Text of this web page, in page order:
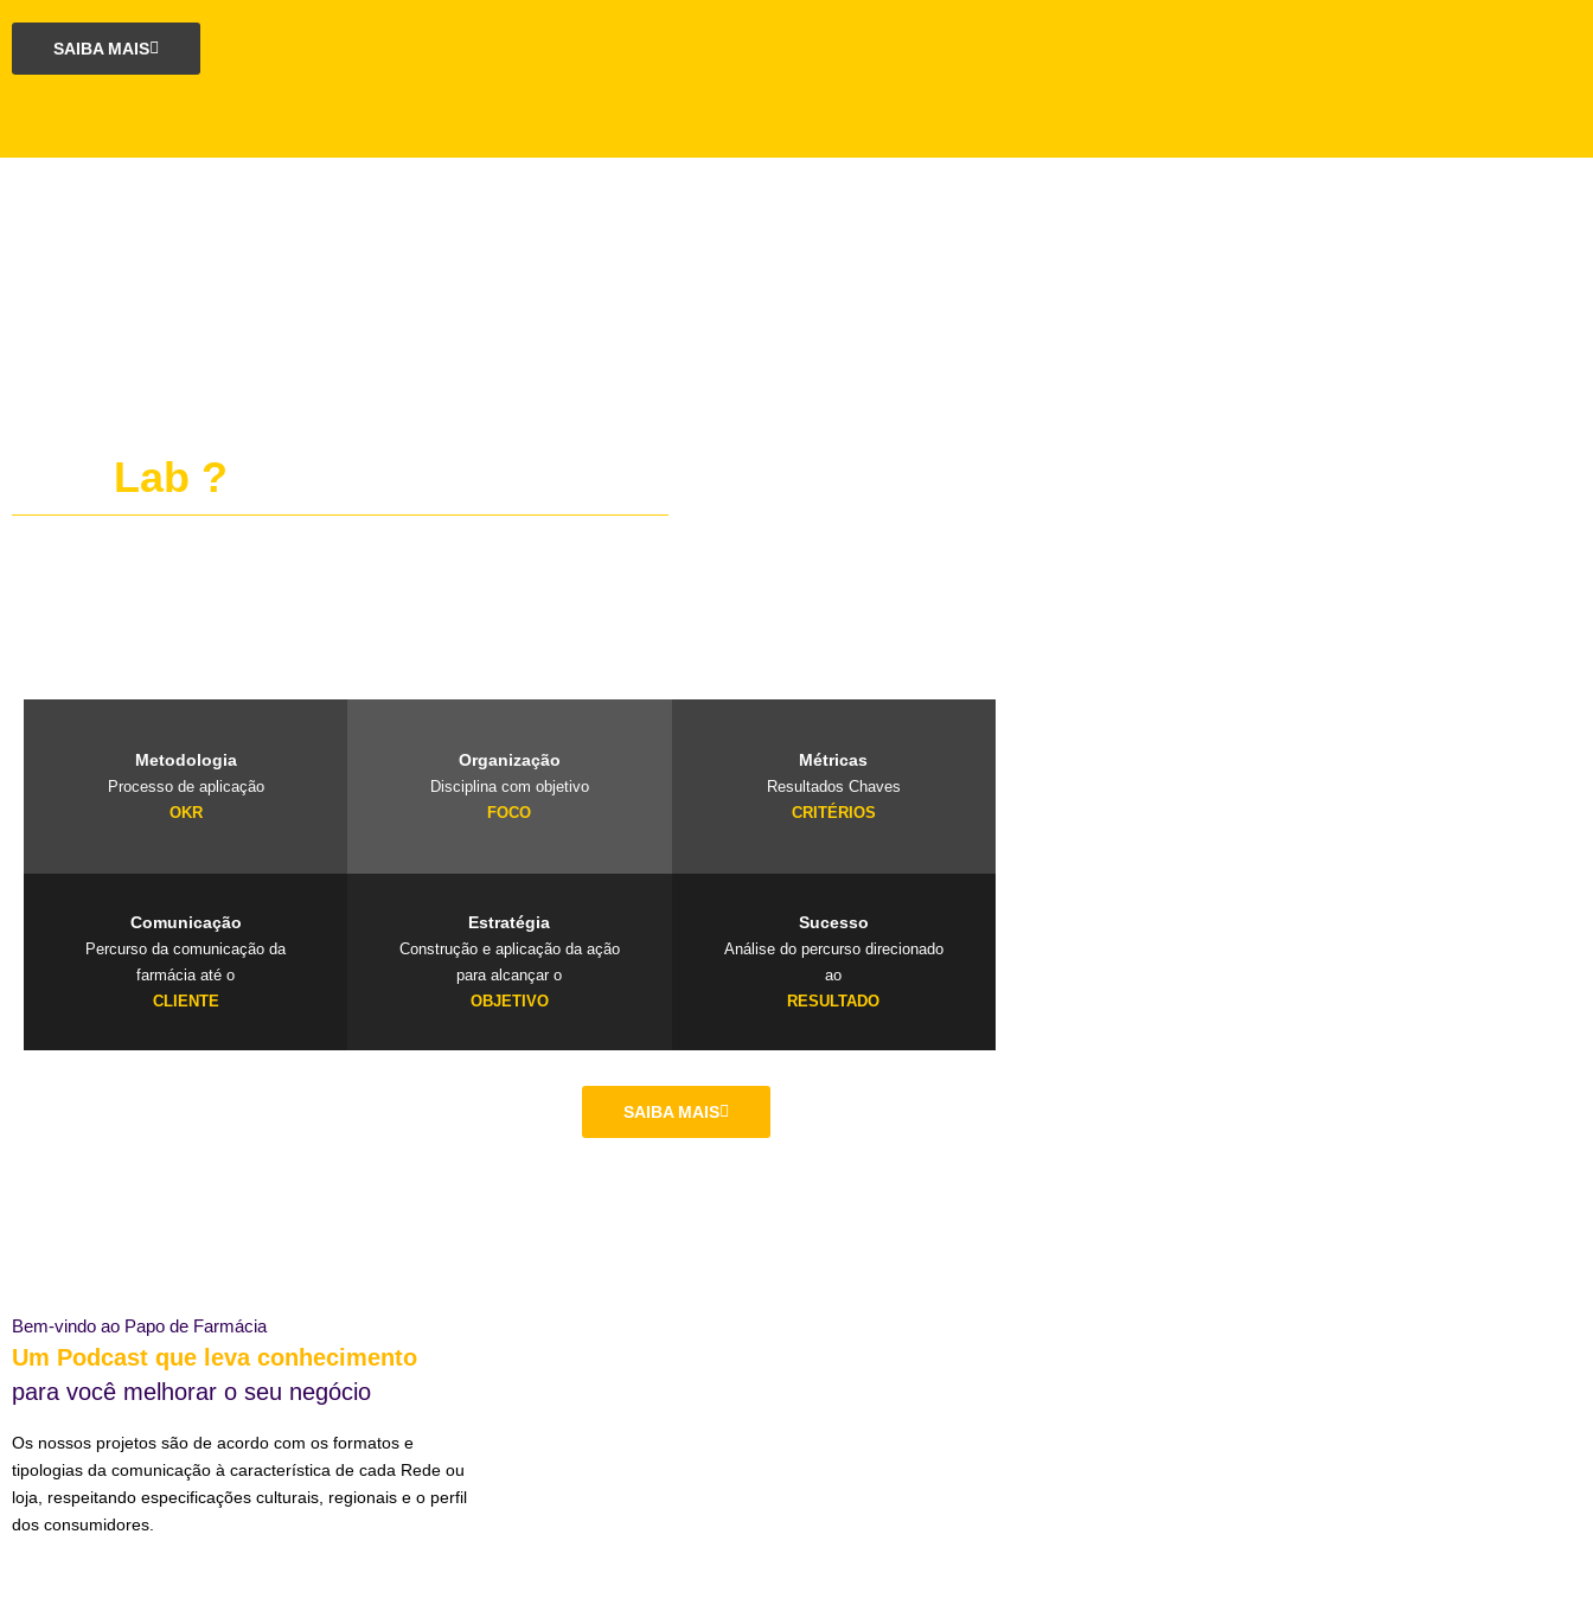
SAIBA MAIS
Lab ?
Metodologia
Processo de aplicação
OKR
Organização
Disciplina com objetivo
FOCO
Métricas
Resultados Chaves
CRITÉRIOS
Comunicação
Percurso da comunicação da
farmácia até o
CLIENTE
Estratégia
Construção e aplicação da ação
para alcançar o
OBJETIVO
Sucesso
Análise do percurso direcionado
ao
RESULTADO
SAIBA MAIS
Bem-vindo ao Papo de Farmácia
Um Podcast que leva conhecimento
para você melhorar o seu negócio
Os nossos projetos são de acordo com os formatos e
tipologias da comunicação à característica de cada Rede ou
loja, respeitando especificações culturais, regionais e o perfil
dos consumidores.